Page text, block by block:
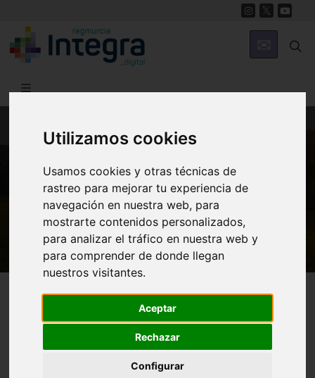
Utilizamos cookies
Usamos cookies y otras técnicas de
rastreo para mejorar tu experiencia de
navegación en nuestra web, para
mostrarte contenidos personalizados,
para analizar el tráfico en nuestra web y
para comprender de donde llegan
nuestros visitantes.
Aceptar
Rechazar
Configurar
Cartagena
ARQUA Museo Nacional de Arqueología
Subacuática
Introducción La visita El edificio